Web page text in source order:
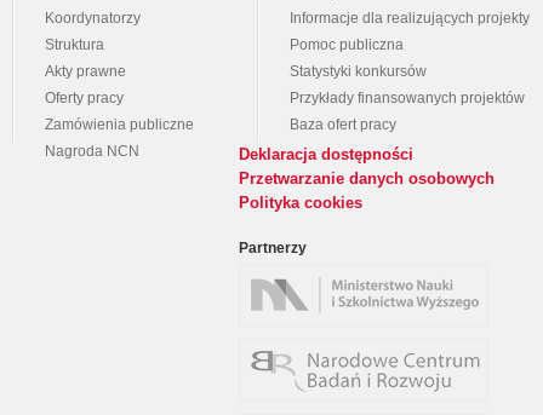
Koordynatorzy
Struktura
Akty prawne
Oferty pracy
Zamówienia publiczne
Nagroda NCN
Informacje dla realizujących projekty
Pomoc publiczna
Statystyki konkursów
Przykłady finansowanych projektów
Baza ofert pracy
Deklaracja dostępności
Przetwarzanie danych osobowych
Polityka cookies
Partnerzy